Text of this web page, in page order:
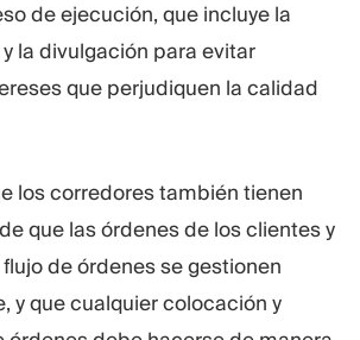
de ejecución, que incluye la
la divulgación para evitar
que perjudiquen la calidad
los corredores también tienen
que las órdenes de los clientes y
de órdenes se gestionen
y que cualquier colocación y